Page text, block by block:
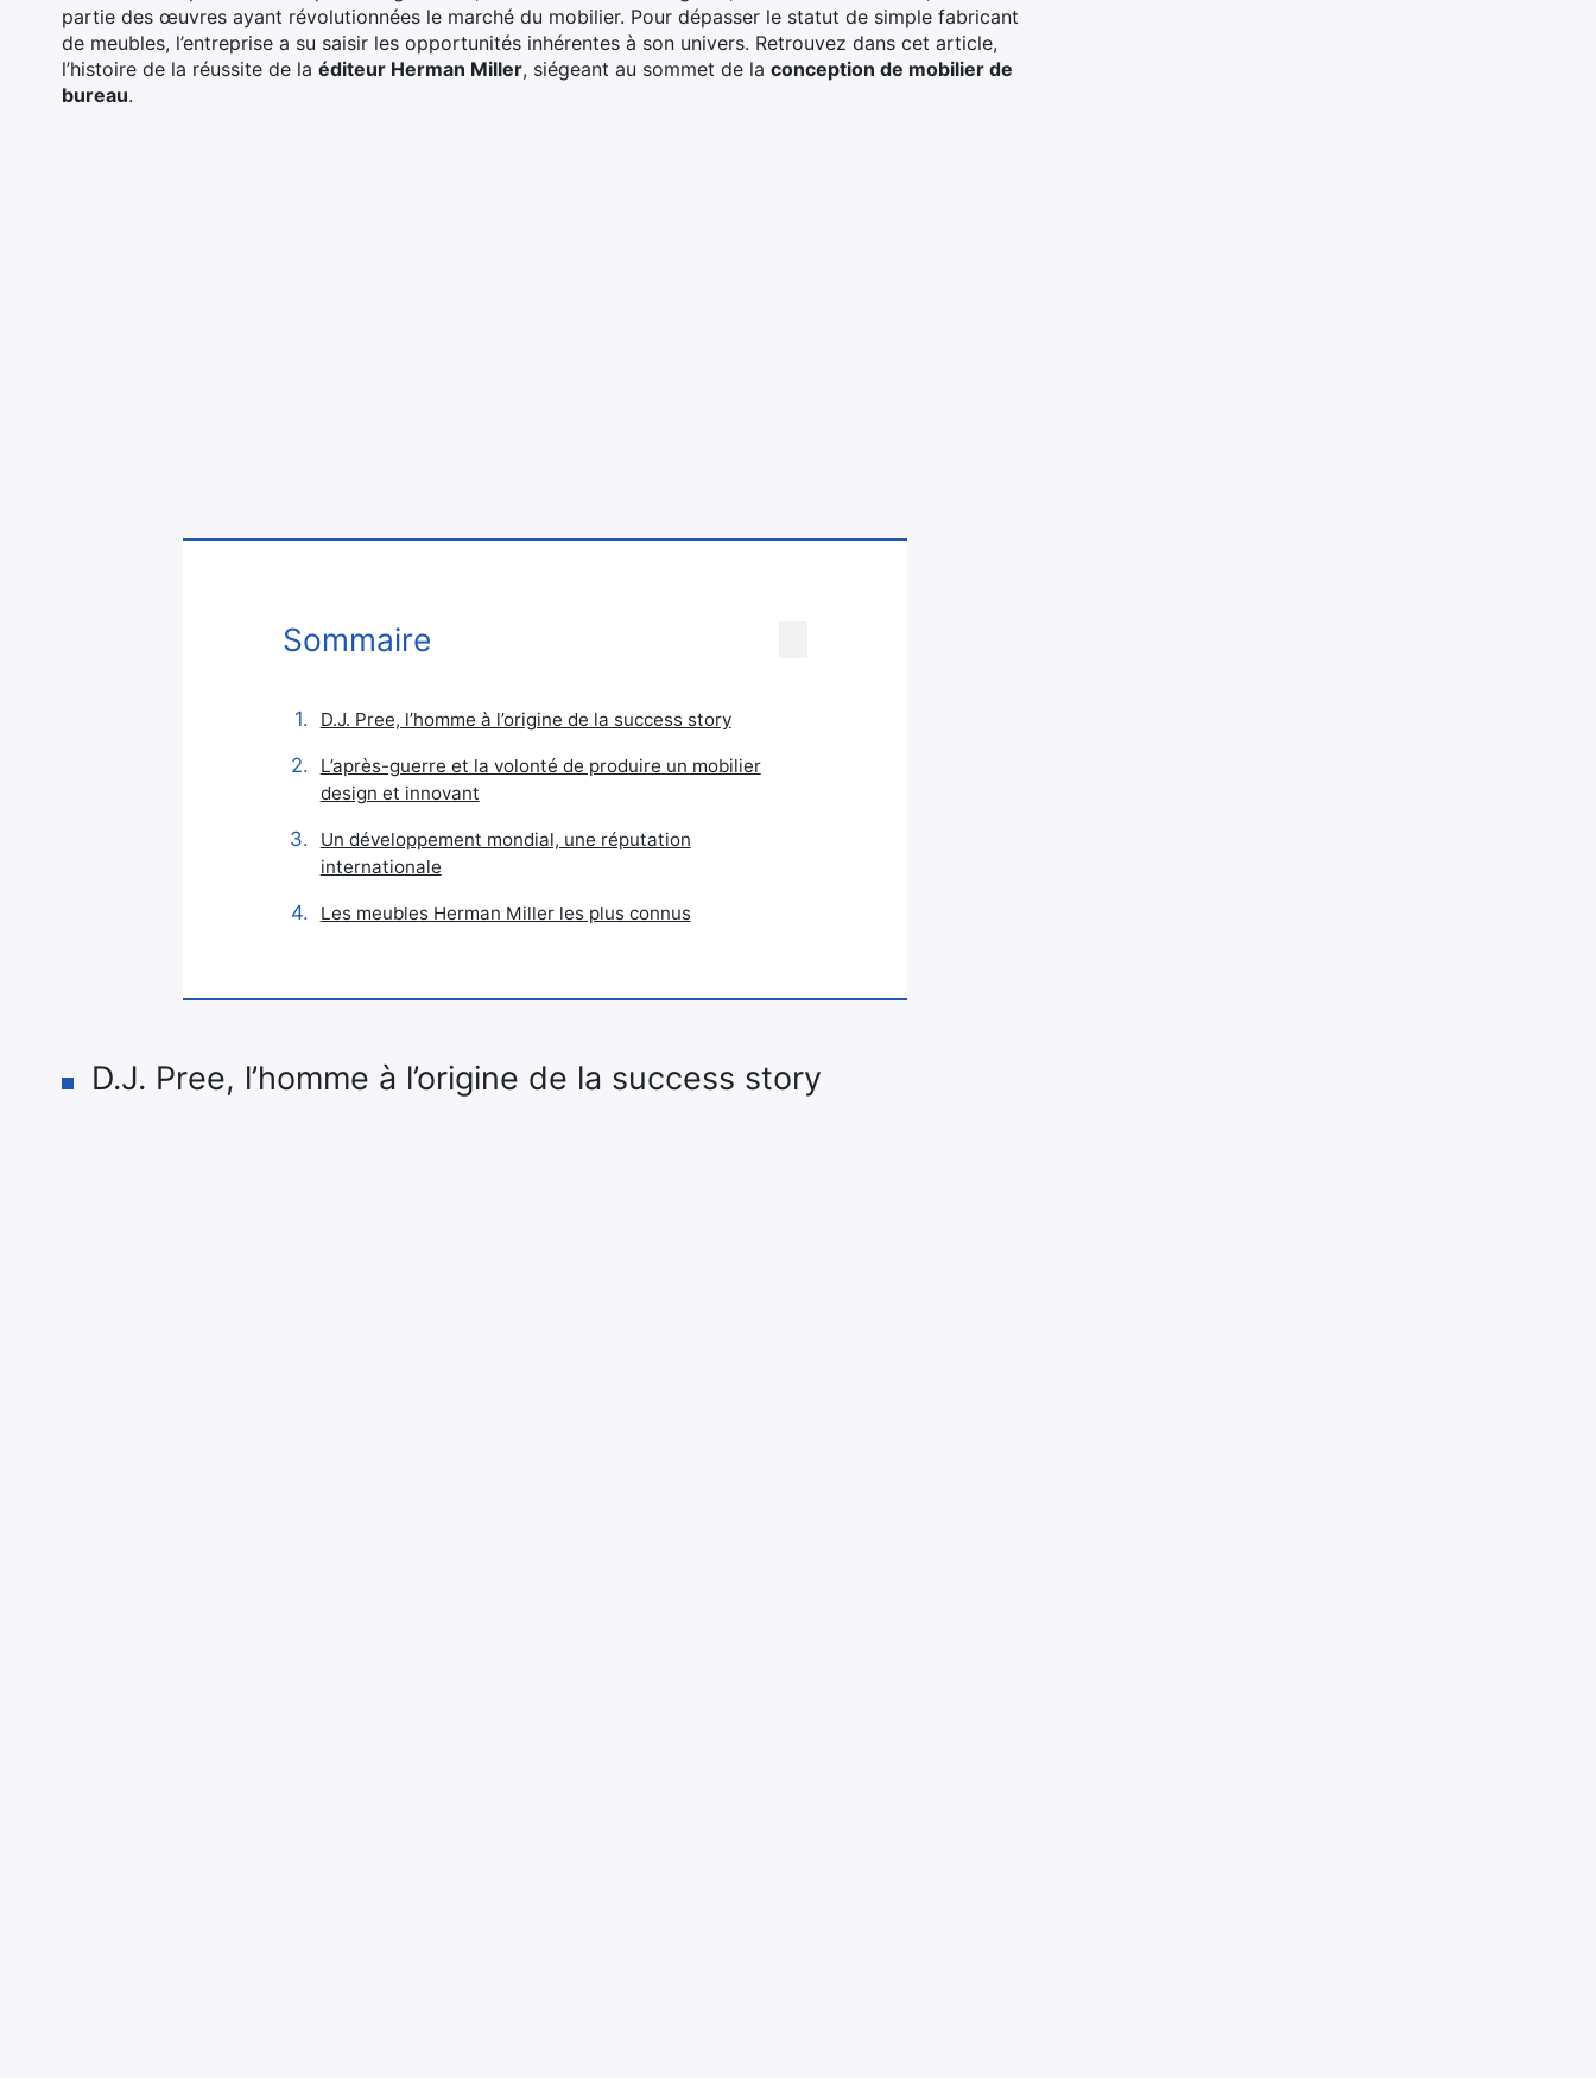
partie des œuvres ayant révolutionnées le marché du mobilier. Pour dépasser le statut de simple fabricant
de meubles, l’entreprise a su saisir les opportunités inhérentes à son univers. Retrouvez dans cet article,
l’histoire de la réussite de la éditeur Herman Miller, siégeant au sommet de la conception de mobilier de
bureau.
Sommaire
D.J. Pree, l’homme à l’origine de la success story
L’après-guerre et la volonté de produire un mobilier
design et innovant
Un développement mondial, une réputation
internationale
Les meubles Herman Miller les plus connus
D.J. Pree, l’homme à l’origine de la success story